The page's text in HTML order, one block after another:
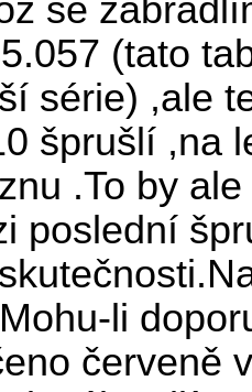
se
(tato
série) ,ale
šprušlí ,na
.To by
poslední
li
červeně